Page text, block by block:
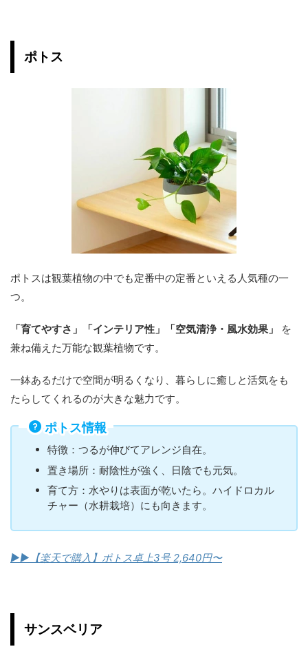
ポトス
ポトスは観葉植物の中でも定番中の定番といえる人気種の一
つ。
「育てやすさ」「インテリア性」「空気清浄・風水効果」
を
兼ね備えた万能な観葉植物です。
一鉢あるだけで空間が明るくなり、暮らしに癒しと活気をも
たらしてくれるのが大きな魅力です。
ポトス情報
特徴：つるが伸びてアレンジ自在。
置き場所：耐陰性が強く、日陰でも元気。
育て方：水やりは表面が乾いたら。ハイドロカル
チャー（水耕栽培）にも向きます。
▶︎▶︎ 【楽天で購入】ポトス卓上3号 2,640円〜
サンスベリア